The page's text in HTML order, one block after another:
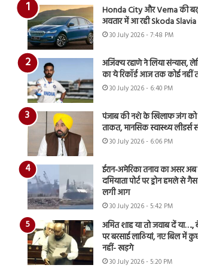
Honda City और Verna की
अवतार में आ रही Skoda
30 July 2026 - 7:48 PM
अजिंक्य रहाणे ने लिया संन्यास,
का ये रिकॉर्ड आज तक कोई नहीं
30 July 2026 - 6:40 PM
पंजाब की नशे के खिलाफ जंग को
ताकत, मानसिक स्वास्थ्य लीडर्स
30 July 2026 - 6:06 PM
ईरान-अमेरिका तनाव का असर
दमियाता पोर्ट पर ड्रोन हमले से
लगी आग
30 July 2026 - 5:42 PM
अमित शाह या तो जवाब दें
पर बरसाई लाठियां, नए बिल में
नहीं- खड़गे
30 July 2026 - 5:20 PM